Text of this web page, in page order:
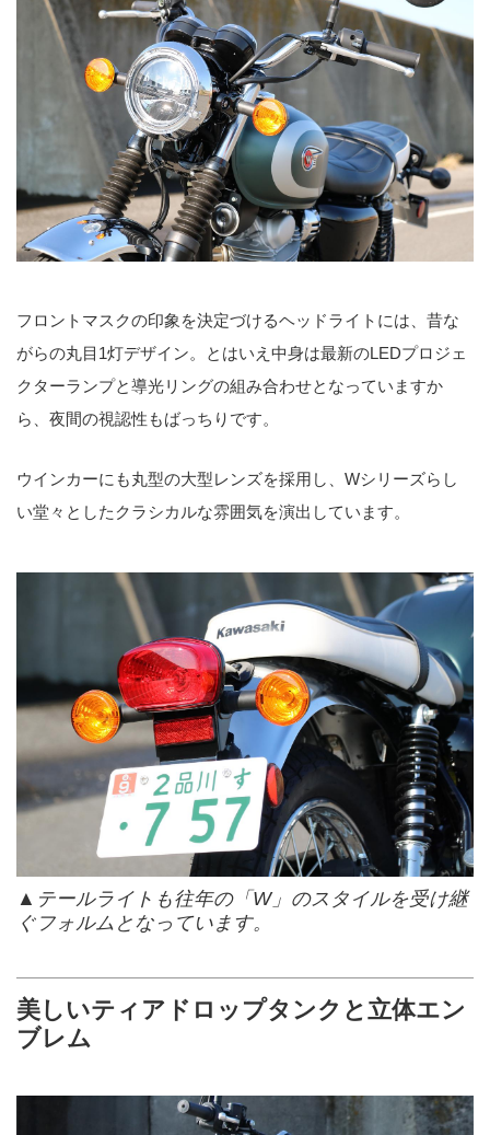
フロントマスクの印象を決定づけるヘッドライトには、昔な
がらの丸目1灯デザイン。とはいえ中身は最新のLEDプロジェ
クターランプと導光リングの組み合わせとなっていますか
ら、夜間の視認性もばっちりです。
ウインカーにも丸型の大型レンズを採用し、Wシリーズらし
い堂々としたクラシカルな雰囲気を演出しています。
▲テールライトも往年の「W」のスタイルを受け継
ぐフォルムとなっています。
美しいティアドロップタンクと立体エン
ブレム